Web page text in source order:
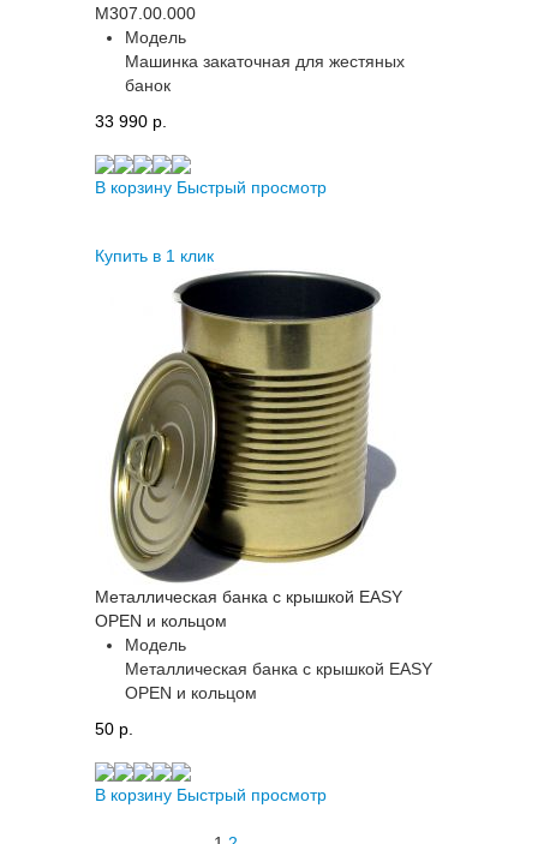
М307.00.000
Модель
Машинка закаточная для жестяных
банок
33 990 p.
В корзину Быстрый просмотр
Купить в 1 клик
Металлическая банка с крышкой EASY
OPEN и кольцом
Модель
Металлическая банка с крышкой EASY
OPEN и кольцом
50 p.
В корзину Быстрый просмотр